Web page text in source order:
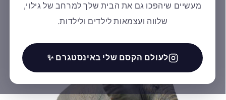
דילוג
מעשיים שיהפכו גם את הבית שלך למרחב של גילוי,
שלווה ועצמאות לילדים ולילדות.
לעולם הקסם שלי באינסטגרם ✨